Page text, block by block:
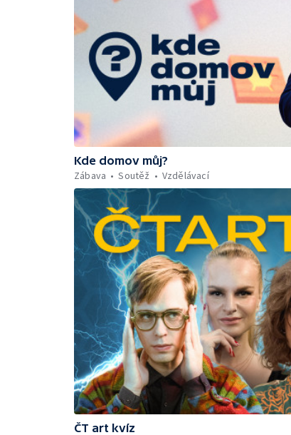
Kde domov můj?
Zábava
Soutěž Vzdělávací
ČT art kvíz